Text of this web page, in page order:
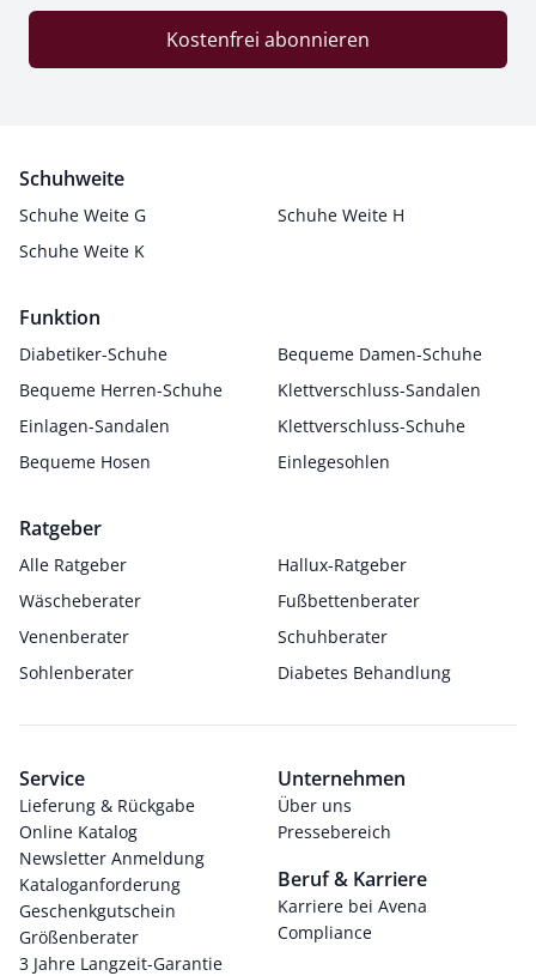
Kostenfrei abonnieren
Schuhweite
Schuhe Weite G
Schuhe Weite H
Schuhe Weite K
Funktion
Diabetiker-Schuhe
Bequeme Damen-Schuhe
Bequeme Herren-Schuhe
Klettverschluss-Sandalen
Einlagen-Sandalen
Klettverschluss-Schuhe
Bequeme Hosen
Einlegesohlen
Ratgeber
Alle Ratgeber
Hallux-Ratgeber
Wäscheberater
Fußbettenberater
Venenberater
Schuhberater
Sohlenberater
Diabetes Behandlung
Service
Lieferung & Rückgabe
Online Katalog
Newsletter Anmeldung
Kataloganforderung
Geschenkgutschein
Größenberater
3 Jahre Langzeit-Garantie
Unternehmen
Über uns
Pressebereich
Beruf & Karriere
Karriere bei Avena
Compliance